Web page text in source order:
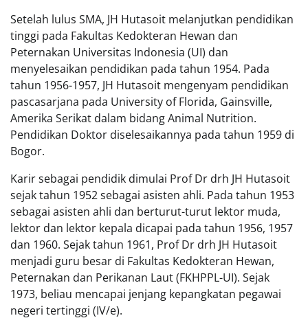
Setelah lulus SMA, JH Hutasoit melanjutkan pendidikan
tinggi pada Fakultas Kedokteran Hewan dan
Peternakan Universitas Indonesia (UI) dan
menyelesaikan pendidikan pada tahun 1954. Pada
tahun 1956-1957, JH Hutasoit mengenyam pendidikan
pascasarjana pada University of Florida, Gainsville,
Amerika Serikat dalam bidang Animal Nutrition.
Pendidikan Doktor diselesaikannya pada tahun 1959 di
Bogor.
Karir sebagai pendidik dimulai Prof Dr drh JH Hutasoit
sejak tahun 1952 sebagai asisten ahli. Pada tahun 1953
sebagai asisten ahli dan berturut-turut lektor muda,
lektor dan lektor kepala dicapai pada tahun 1956, 1957
dan 1960. Sejak tahun 1961, Prof Dr drh JH Hutasoit
menjadi guru besar di Fakultas Kedokteran Hewan,
Peternakan dan Perikanan Laut (FKHPPL-UI). Sejak
1973, beliau mencapai jenjang kepangkatan pegawai
negeri tertinggi (IV/e).